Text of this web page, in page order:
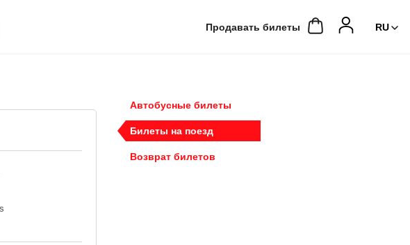
Продавать билеты
Автобусные билеты
Билеты на поезд
Возврат билетов